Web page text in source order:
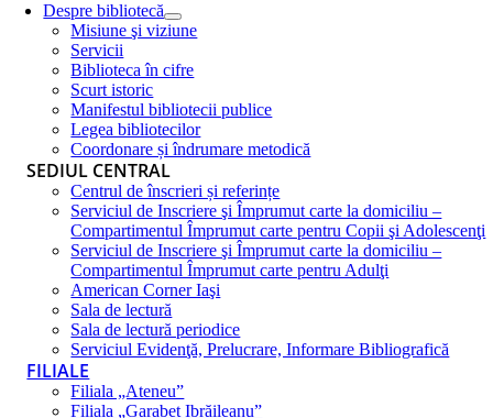
Despre bibliotecă
Misiune şi viziune
Servicii
Biblioteca în cifre
Scurt istoric
Manifestul bibliotecii publice
Legea bibliotecilor
Coordonare și îndrumare metodică
SEDIUL CENTRAL
Centrul de înscrieri și referințe
Serviciul de Inscriere şi Împrumut carte la domiciliu –
Compartimentul Împrumut carte pentru Copii şi Adolescenţi
Serviciul de Inscriere şi Împrumut carte la domiciliu –
Compartimentul Împrumut carte pentru Adulţi
American Corner Iaşi
Sala de lectură
Sala de lectură periodice
Serviciul Evidenţă, Prelucrare, Informare Bibliografică
FILIALE
Filiala „Ateneu”
Filiala „Garabet Ibrăileanu”